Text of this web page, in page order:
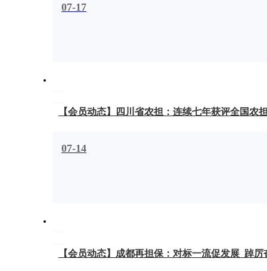
07-17
【会员动态】四川省农担：连续七年获评全国农
07-14
【会员动态】成都再担保：对标一流促发展 踔